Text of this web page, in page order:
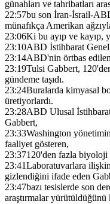
günahları ve tahribatları
22:57bu son İran-İsrail-
münafıkça Amerikan
23:06Ki bu ayıp ve kayıp,
23:10ABD İstihbarat
23:14ABD'nin örtbas edilen
23:19Tulsi Gabbert,
gündeme taşıdı.
23:24Buralarda kimyasal
üretiyorlardı.
23:28ABD Ulusal
Gabbert,
23:33Washington
faaliyet gösteren,
23:37120'den fazla biyoloji
23:41Laboratuvarlara
gizlendiğini ifade eden
23:47bazı tesislerde son
araştırmalar yürütüldüğünü